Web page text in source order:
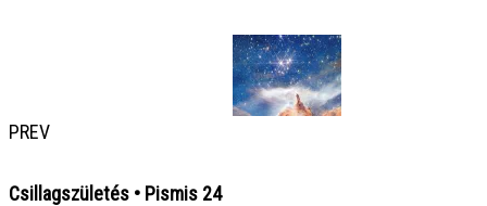
PREV
Csillagszületés • Pismis 24